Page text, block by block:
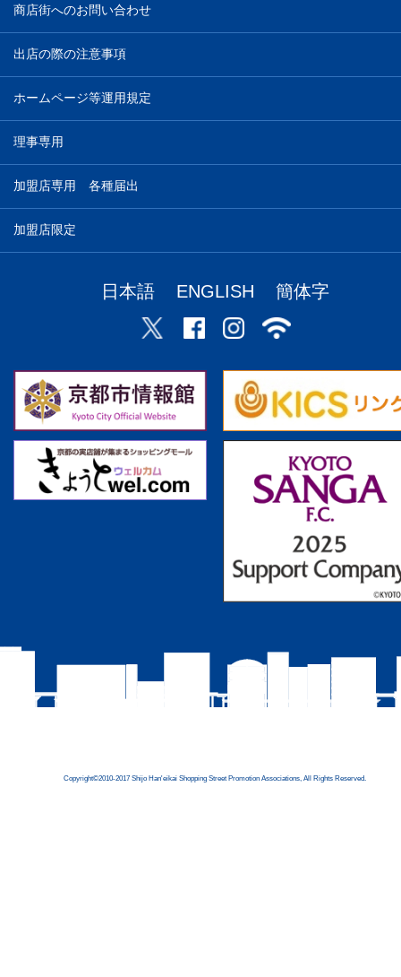
商店街へのお問い合わせ
出店の際の注意事項
ホームページ等運用規定
理事専用
加盟店専用 各種届出
加盟店限定
日本語 ENGLISH 簡体字
Copyright©2010-2017 Shijo Han'eikai Shopping Street Promotion Associations, All Rights Reserved.